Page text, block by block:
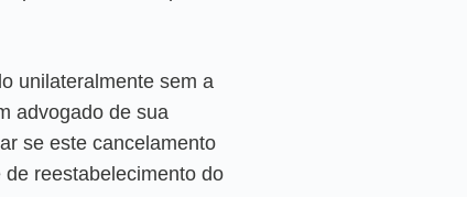
unilateralmente sem a
advogado de sua
se este cancelamento
reestabelecimento do